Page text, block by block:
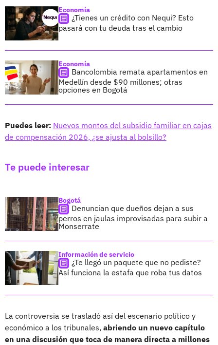
Economía
¿Tienes un crédito con Nequi? Esto
pasará con tu deuda tras el cambio
Economía
Bancolombia remata apartamentos en
Medellín desde $90 millones; otras
opciones en Bogotá
Puedes leer: Nuevos montos del subsidio familiar en cajas
de compensación 2026, ¿se ajusta al bolsillo?
Te puede interesar
Bogotá
Denuncian que dueños dejan a sus
perros en jaulas improvisadas para subir a
Monserrate
Información de servicio
¿Te llegó un paquete que no pediste?
Así funciona la estafa que roba tus datos
La controversia se trasladó así del escenario político y
económico a los tribunales, abriendo un nuevo capítulo
en una discusión que toca de manera directa a millones